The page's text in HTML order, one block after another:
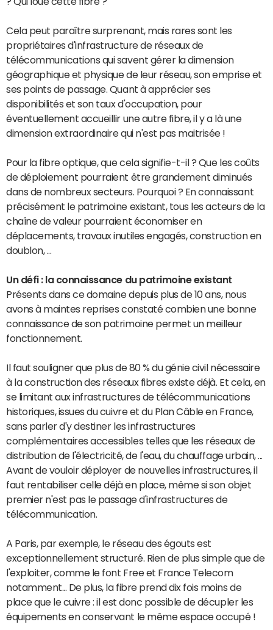
Cela peut paraître surprenant, mais rares sont les
propriétaires d'infrastructure de réseaux de
télécommunications qui savent gérer la dimension
géographique et physique de leur réseau, son emprise et
ses points de passage. Quant à apprécier ses
disponibilités et son taux d'occupation, pour
éventuellement accueillir une autre fibre, il y a là une
dimension extraordinaire qui n'est pas maitrisée !
Pour la fibre optique, que cela signifie-t-il ? Que les coûts
de déploiement pourraient être grandement diminués
dans de nombreux secteurs. Pourquoi ? En connaissant
précisément le patrimoine existant, tous les acteurs de la
chaîne de valeur pourraient économiser en
déplacements, travaux inutiles engagés, construction en
doublon, ...
Un défi : la connaissance du patrimoine existant
Présents dans ce domaine depuis plus de 10 ans, nous
avons à maintes reprises constaté combien une bonne
connaissance de son patrimoine permet un meilleur
fonctionnement.
Il faut souligner que plus de 80 % du génie civil nécessaire
à la construction des réseaux fibres existe déjà. Et cela, en
se limitant aux infrastructures de télécommunications
historiques, issues du cuivre et du Plan Câble en France,
sans parler d'y destiner les infrastructures
complémentaires accessibles telles que les réseaux de
distribution de l'électricité, de l'eau, du chauffage urbain, ...
Avant de vouloir déployer de nouvelles infrastructures, il
faut rentabiliser celle déjà en place, même si son objet
premier n'est pas le passage d'infrastructures de
télécommunication.
A Paris, par exemple, le réseau des égouts est
exceptionnellement structuré. Rien de plus simple que de
l'exploiter, comme le font Free et France Telecom
notamment... De plus, la fibre prend dix fois moins de
place que le cuivre : il est donc possible de décupler les
équipements en conservant le même espace occupé !